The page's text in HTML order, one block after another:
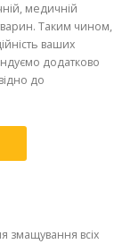
медичній
Таким чином,
ваших
додатково
до
змащування всіх